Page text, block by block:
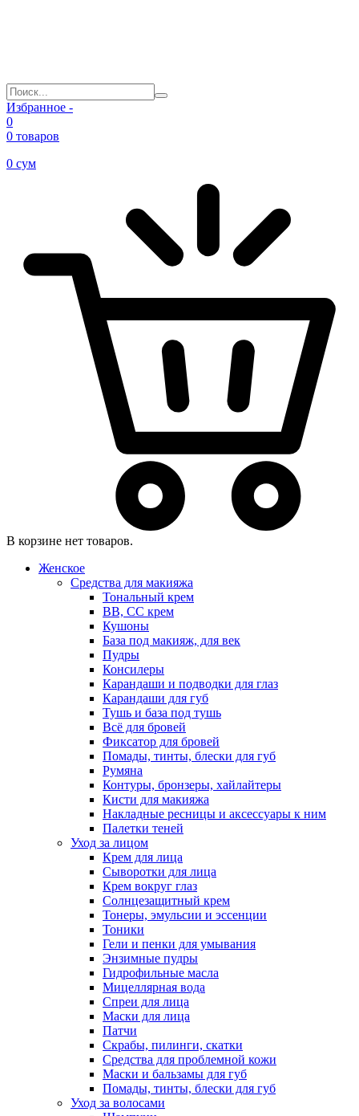
Избранное -
0
0 товаров
0 сум
В корзине нет товаров.
Женское
Средства для макияжа
Тональный крем
BB, CC крем
Кушоны
База под макияж, для век
Пудры
Консилеры
Карандаши и подводки для глаз
Карандаши для губ
Тушь и база под тушь
Всё для бровей
Фиксатор для бровей
Помады, тинты, блески для губ
Румяна
Контуры, бронзеры, хайлайтеры
Кисти для макияжа
Накладные ресницы и аксессуары к ним
Палетки теней
Уход за лицом
Крем для лица
Сыворотки для лица
Крем вокруг глаз
Солнцезащитный крем
Тонеры, эмульсии и эссенции
Тоники
Гели и пенки для умывания
Энзимные пудры
Гидрофильные масла
Мицеллярная вода
Спреи для лица
Маски для лица
Патчи
Скрабы, пилинги, скатки
Средства для проблемной кожи
Маски и бальзамы для губ
Помады, тинты, блески для губ
Уход за волосами